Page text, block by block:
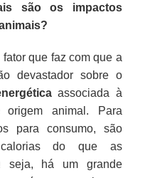
são os impactos
que faz com que a
devastador sobre o
associada à
animal. Para
para consumo, são
calorias do que as
seja, há um grande